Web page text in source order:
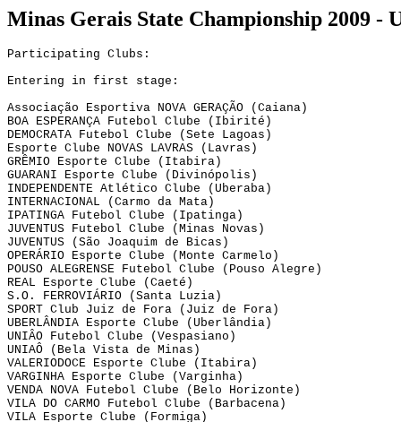
Minas Gerais State Championship 2009 -
Participating Clubs:
Entering in first stage:
Associação Esportiva NOVA GERAÇÃO (Caiana)
BOA ESPERANÇA Futebol Clube ( Ibirité )
DEMOCRATA Futebol Clube (Sete Lagoas)
Esporte Clube NOVAS LAVRAS (Lavras)
GRÊMIO Esporte Clube (Itabira)
GUARANI Esporte Clube (Divinópolis)
INDEPENDENTE Atlético Clube (Uberaba)
INTERNACIONAL (Carmo da Mata)
IPATINGA Futebol Clube (Ipatinga)
JUVENTUS Futebol Clube (Minas Novas)
JUVENTUS (São Joaquim de Bicas)
OPERÁRIO Esporte Clube (Monte Carmelo)
POUSO ALEGRENSE Futebol Clube (Pouso Alegre)
REAL Esporte Clube (Caeté)
S.O.
FERROVIÁRIO (Santa Luzia)
SPORT Club Juiz de Fora (Juiz de Fora)
UBERLÂNDIA Esporte Clube (Uberlândia)
UNIÂO Futebol Clube ( Vespasiano )
UNIAÔ (Bela Vista de Minas)
VALERIODOCE Esporte Clube (Itabira)
VARGINHA Esporte Clube (Varginha)
VENDA NOVA Futebol Clube (Belo Horizonte)
VILA DO CARMO Futebol Clube (Barbacena)
VILA Esporte Clube (Formiga)